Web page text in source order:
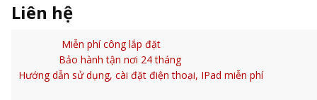
Liên hệ
Miễn phí công lắp đặt
Bảo hành tận nơi 24 tháng
Hướng dẫn sử dụng, cài đặt điện thoại, IPad miễn phí